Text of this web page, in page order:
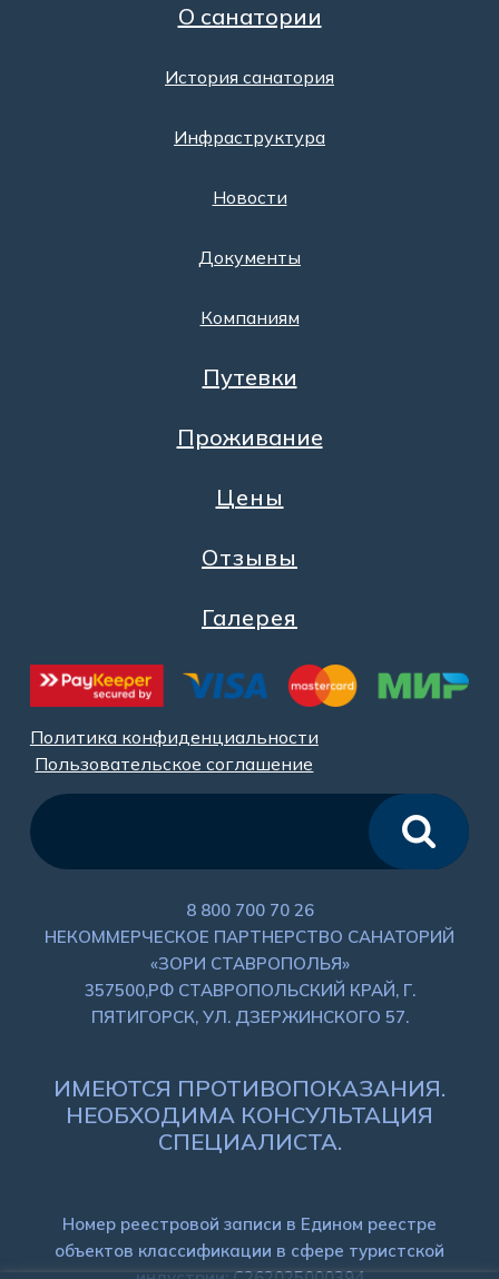
О санатории
История санатория
Инфраструктура
Новости
Документы
Компаниям
Путевки
Проживание
Цены
Отзывы
Галерея
Политика конфиденциальности
Пользовательское соглашение
8 800 700 70 26
НЕКОММЕРЧЕСКОЕ ПАРТНЕРСТВО САНАТОРИЙ
«ЗОРИ СТАВРОПОЛЬЯ»
357500,РФ СТАВРОПОЛЬСКИЙ КРАЙ, Г.
ПЯТИГОРСК, УЛ. ДЗЕРЖИНСКОГО 57.
ИМЕЮТСЯ ПРОТИВОПОКАЗАНИЯ.
НЕОБХОДИМА КОНСУЛЬТАЦИЯ
СПЕЦИАЛИСТА.
Номер реестровой записи в Едином реестре
объектов классификации в сфере туристской